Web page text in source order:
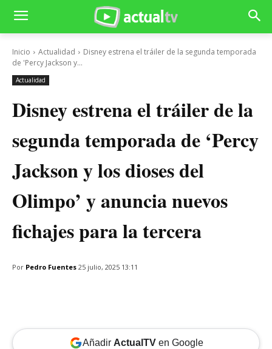
Inicio Actualidad
Disney estrena el tráiler de la segunda temporada
de 'Percy Jackson y...
Actualidad
Disney estrena el tráiler de la
segunda temporada de ‘Percy
Jackson y los dioses del
Olimpo’ y anuncia nuevos
fichajes para la tercera
Por Pedro Fuentes 25 julio, 2025 13:11
Añadir ActualTVen Google